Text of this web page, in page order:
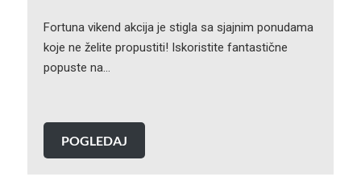
Fortuna vikend akcija je stigla sa sjajnim ponudama
koje ne želite propustiti! Iskoristite fantastične
popuste na…
POGLEDAJ